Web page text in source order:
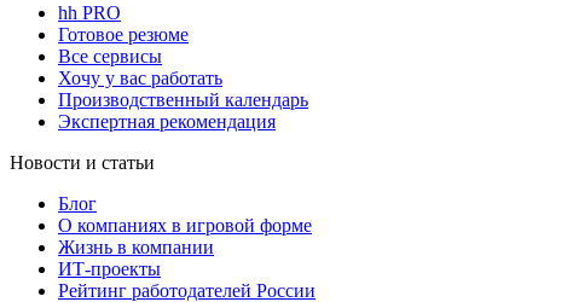
hh PRO
Готовое резюме
Все сервисы
Хочу у вас работать
Производственный календарь
Экспертная рекомендация
Новости и статьи
Блог
О компаниях в игровой форме
Жизнь в компании
ИТ-проекты
Рейтинг работодателей России